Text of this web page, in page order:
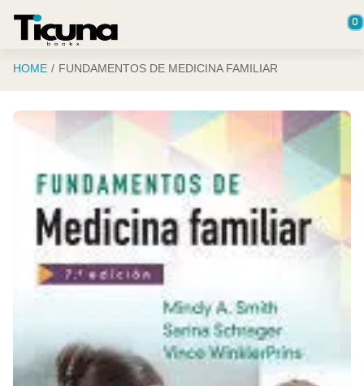
0
HOME FUNDAMENTOS DE MEDICINA FAMILIAR